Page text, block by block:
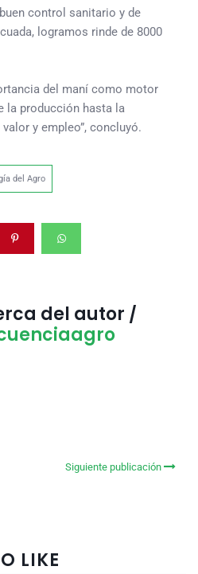
control sanitario y de
logramos rinde de 8000
del maní como motor
la producción hasta la
y empleo”, concluyó.
del Agro
del autor /
Siguiente publicación
LIKE